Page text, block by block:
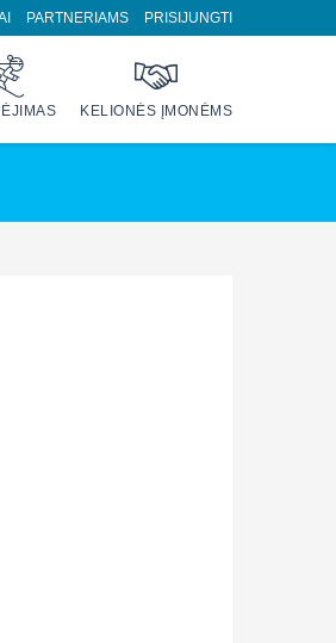
PARTNERIAMS PRISIJUNGTI
KELIONĖS ĮMONĖMS